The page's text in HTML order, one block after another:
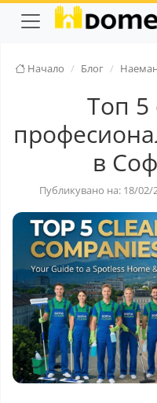
Начало Блог
Топ
в
Публикувано на: 18/02/